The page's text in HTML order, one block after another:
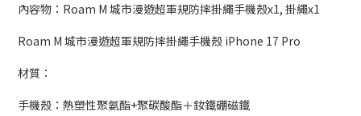
內容物：Roam M 城市漫遊超軍規防摔掛繩手機殼x1, 掛繩x1
Roam M 城市漫遊超軍規防摔掛繩手機殼 iPhone 17 Pro
材質：
手機殼：熱塑性聚氨酯+聚碳酸酯＋釹鐵硼磁鐵